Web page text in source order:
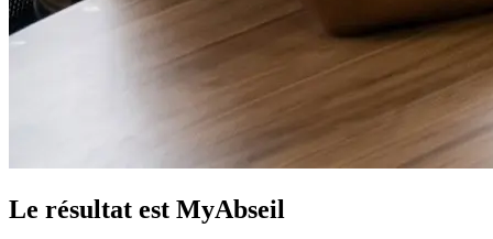
Le résultat est MyAbseil